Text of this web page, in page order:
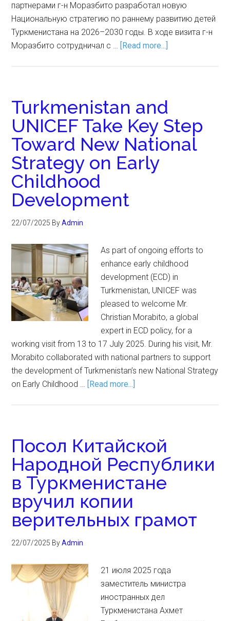
партнерами г-н Моразбито разработал новую
Национальную стратегию по раннему развитию детей
Туркменистана на 2026–2030 годы. В ходе визита г-н
Моразбито сотрудничал с … [Read more...]
Turkmenistan and
UNICEF Take Key Step
Toward New National
Strategy on Early
Childhood
Development
22/07/2025 ByAdmin
As part of ongoing efforts to
enhance early childhood
development (ECD) in
Turkmenistan, UNICEF was
pleased to welcome Mr.
Christian Morabito, a global
expert in ECD policy, for a
working visit from 13 to 17 July 2025. During his visit, Mr.
Morabito collaborated with national partners to support
the development of Turkmenistan’s new National Strategy
on Early Childhood … [Read more...]
Посол Китайской
Народной Республики
в Туркменистане
вручил копии
верительных грамот
22/07/2025 ByAdmin
21 июля 2025 года
заместитель министра
иностранных дел
Туркменистана Ахмет